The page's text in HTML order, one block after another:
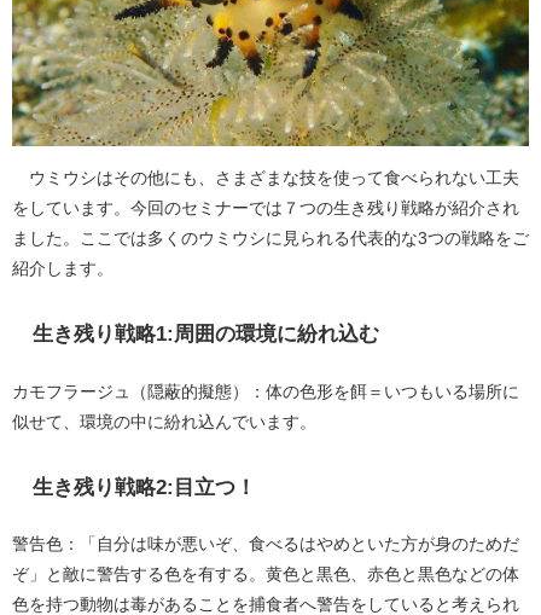
ウミウシはその他にも、さまざまな技を使って食べられない工夫
をしています。今回のセミナーでは７つの生き残り戦略が紹介され
ました。ここでは多くのウミウシに見られる代表的な3つの戦略をご
紹介します。
生き残り戦略1:周囲の環境に紛れ込む
カモフラージュ（隠蔽的擬態）：体の色形を餌＝いつもいる場所に
似せて、環境の中に紛れ込んでいます。
生き残り戦略2:目立つ！
警告色：「自分は味が悪いぞ、食べるはやめといた方が身のためだ
ぞ」と敵に警告する色を有する。黄色と黒色、赤色と黒色などの体
色を持つ動物は毒があることを捕食者へ警告をしていると考えられ